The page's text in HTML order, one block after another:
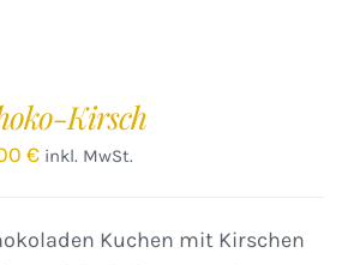
Kirsch
€ inkl. MwSt.
Kuchen mit Kirschen